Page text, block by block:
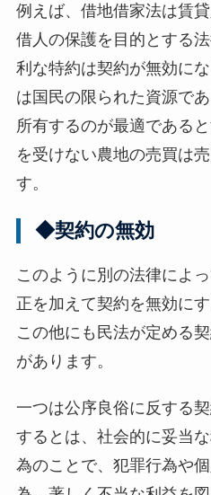
例えば、借地借家法は賃
借人の保護を目的とする
利な特約は契約が無効に
は国民の限られた資源で
所有するのが最適である
を受けない農地の売買は
す。
◆契約の無効
このように別の法律によ
正を加えて契約を無効に
この他にも民法が定める
があります。
一つは公序良俗に反する
するとは、社会的に妥当
為のことで、犯罪行為や